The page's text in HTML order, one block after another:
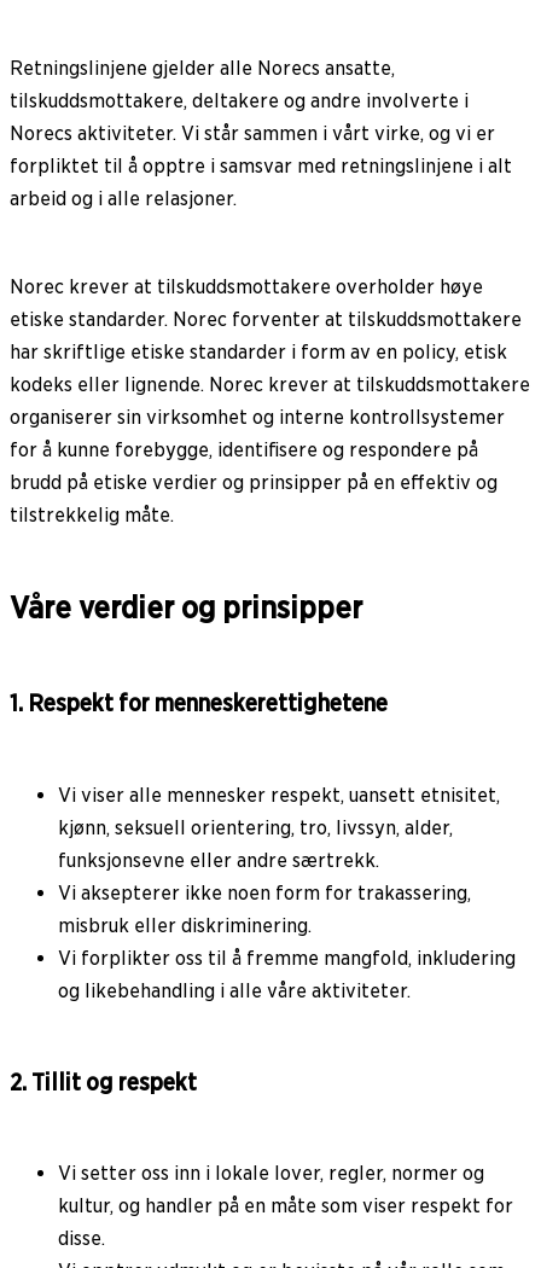
Retningslinjene gjelder alle Norecs ansatte,
tilskuddsmottakere, deltakere og andre involverte i
Norecs aktiviteter. Vi står sammen i vårt virke, og vi er
forpliktet til å opptre i samsvar med retningslinjene i alt
arbeid og i alle relasjoner.
Norec krever at tilskuddsmottakere overholder høye
etiske standarder. Norec forventer at tilskuddsmottakere
har skriftlige etiske standarder i form av en policy, etisk
kodeks eller lignende. Norec krever at tilskuddsmottakere
organiserer sin virksomhet og interne kontrollsystemer
for å kunne forebygge, identifisere og respondere på
brudd på etiske verdier og prinsipper på en effektiv og
tilstrekkelig måte.
Våre verdier og prinsipper
1. Respekt for menneskerettighetene
Vi viser alle mennesker respekt, uansett etnisitet,
kjønn, seksuell orientering, tro, livssyn, alder,
funksjonsevne eller andre særtrekk.
Vi aksepterer ikke noen form for trakassering,
misbruk eller diskriminering.
Vi forplikter oss til å fremme mangfold, inkludering
og likebehandling i alle våre aktiviteter.
2. Tillit og respekt
Vi setter oss inn i lokale lover, regler, normer og
kultur, og handler på en måte som viser respekt for
disse.